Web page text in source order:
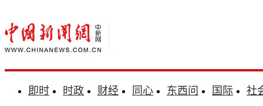
即时 时政 财经 同心 东西问 国际
社